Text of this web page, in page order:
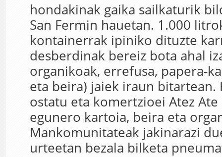
hondakinak gaika sailkaturik
San Fermin hauetan. 1.000
kontainerrak ipiniko dituzte
desberdinak bereiz bota ahal
organikoak, errefusa, papera-
eta beira) jaiek iraun bitartean.
ostatu eta komertzioei Atez
egunero kartoia, beira eta
Mankomunitateak jakinarazi
urteetan bezala bilketa